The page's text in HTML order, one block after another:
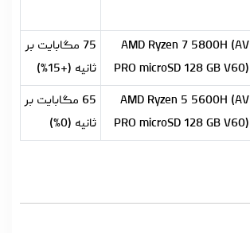
AMD Ryzen 7 5800H (AV
PRO microSD 128 GB V60)
75 مگابایت بر
ثانیه (+15%)
AMD Ryzen 5 5600H (AV
PRO microSD 128 GB V60)
65 مگابایت بر
ثانیه (0%)